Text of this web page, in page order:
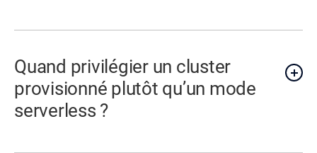
Quand privilégier un cluster
provisionné plutôt qu’un mode
serverless ?